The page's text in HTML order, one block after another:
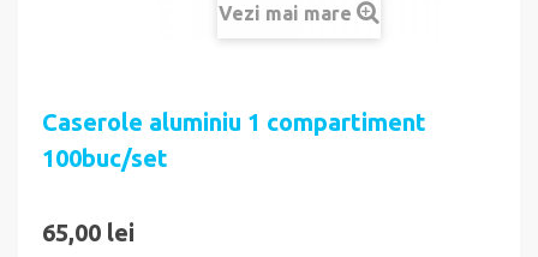
Vezi mai mare
Caserole aluminiu 1 compartiment
100buc/set
65,00 lei